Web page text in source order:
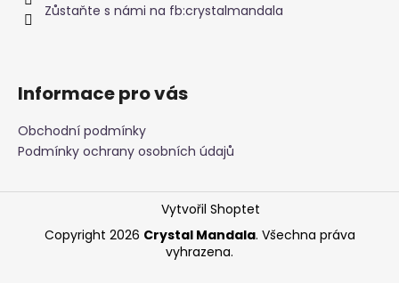
Zůstaňte s námi na fb:crystalmandala
Informace pro vás
Obchodní podmínky
Podmínky ochrany osobních údajů
Vytvořil Shoptet
Copyright 2026 Crystal Mandala. Všechna práva
vyhrazena.